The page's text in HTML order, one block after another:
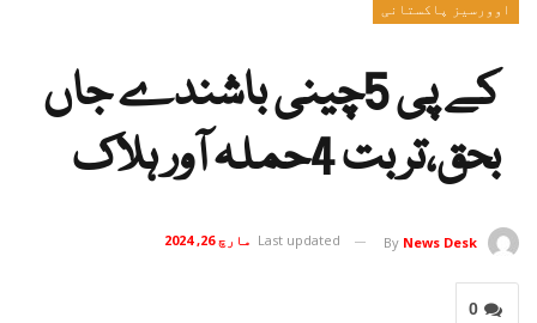
اوورسیز پاکستانی
کے پی 5چینی باشندے جاں
بحق،تربت 4حملہ آور ہلاک
By News Desk
Last updated مارچ 26, 2024
0